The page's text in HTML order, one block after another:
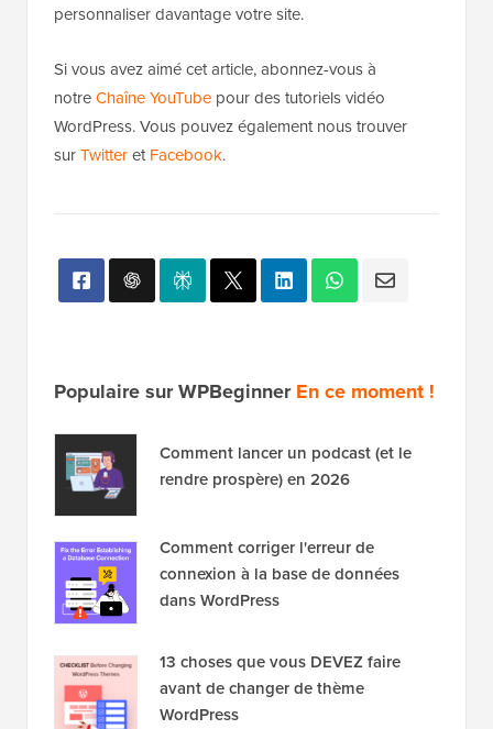
personnaliser davantage votre site.
Si vous avez aimé cet article, abonnez-vous à
notreChaîne YouTube pour des tutoriels vidéo
WordPress. Vous pouvez également nous trouver
surTwitteretFacebook.
Populaire sur WPBeginnerEn ce moment !
Comment lancer un podcast (et le
rendre prospère) en 2026
Comment corriger l'erreur de
connexion à la base de données
dans WordPress
13 choses que vous DEVEZ faire
avant de changer de thème
WordPress